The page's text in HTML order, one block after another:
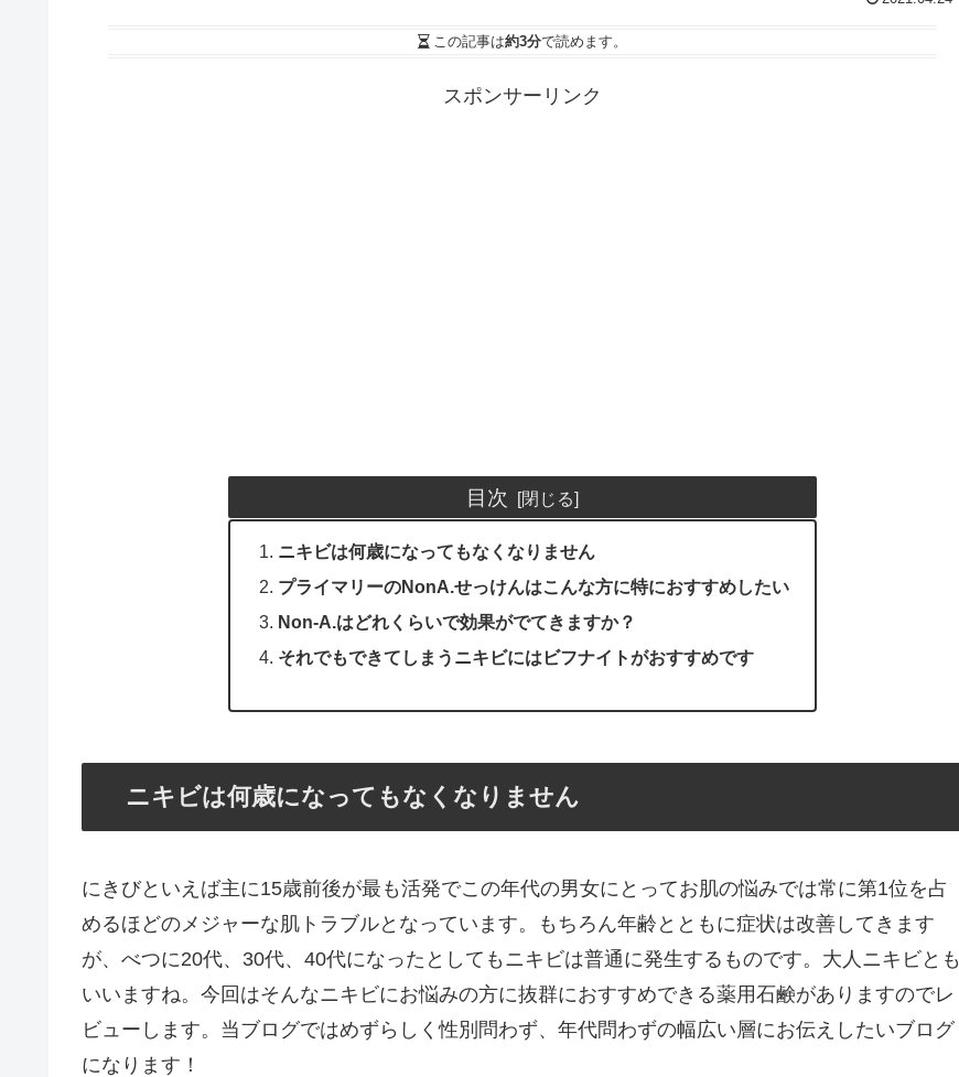
この記事は約3分で読めます。
スポンサーリンク
目次
ニキビは何歳になってもなくなりません
プライマリーのNonA.せっけんはこんな方に特におすすめしたい
Non-A.はどれくらいで効果がでてきますか？
それでもできてしまうニキビにはビフナイトがおすすめです
ニキビは何歳になってもなくなりません
にきびといえば主に15歳前後が最も活発でこの年代の男女にとってお肌の悩みでは常に第1位を占
めるほどのメジャーな肌トラブルとなっています。もちろん年齢とともに症状は改善してきます
が、べつに20代、30代、40代になったとしてもニキビは普通に発生するものです。大人ニキビとも
いいますね。今回はそんなニキビにお悩みの方に抜群におすすめできる薬用石鹸がありますのでレ
ビューします。当ブログではめずらしく性別問わず、年代問わずの幅広い層にお伝えしたいブログ
になります！